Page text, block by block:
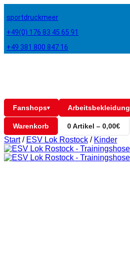
sportdruckmeer
+49(0) 176 83 45 65 91
+49 381 800 847 16
Fanshops▾ Arbeitsbekleidung
Warenkorb 0 Artikel – 0,00€
Start / ESV Lok Rostock / Kinder